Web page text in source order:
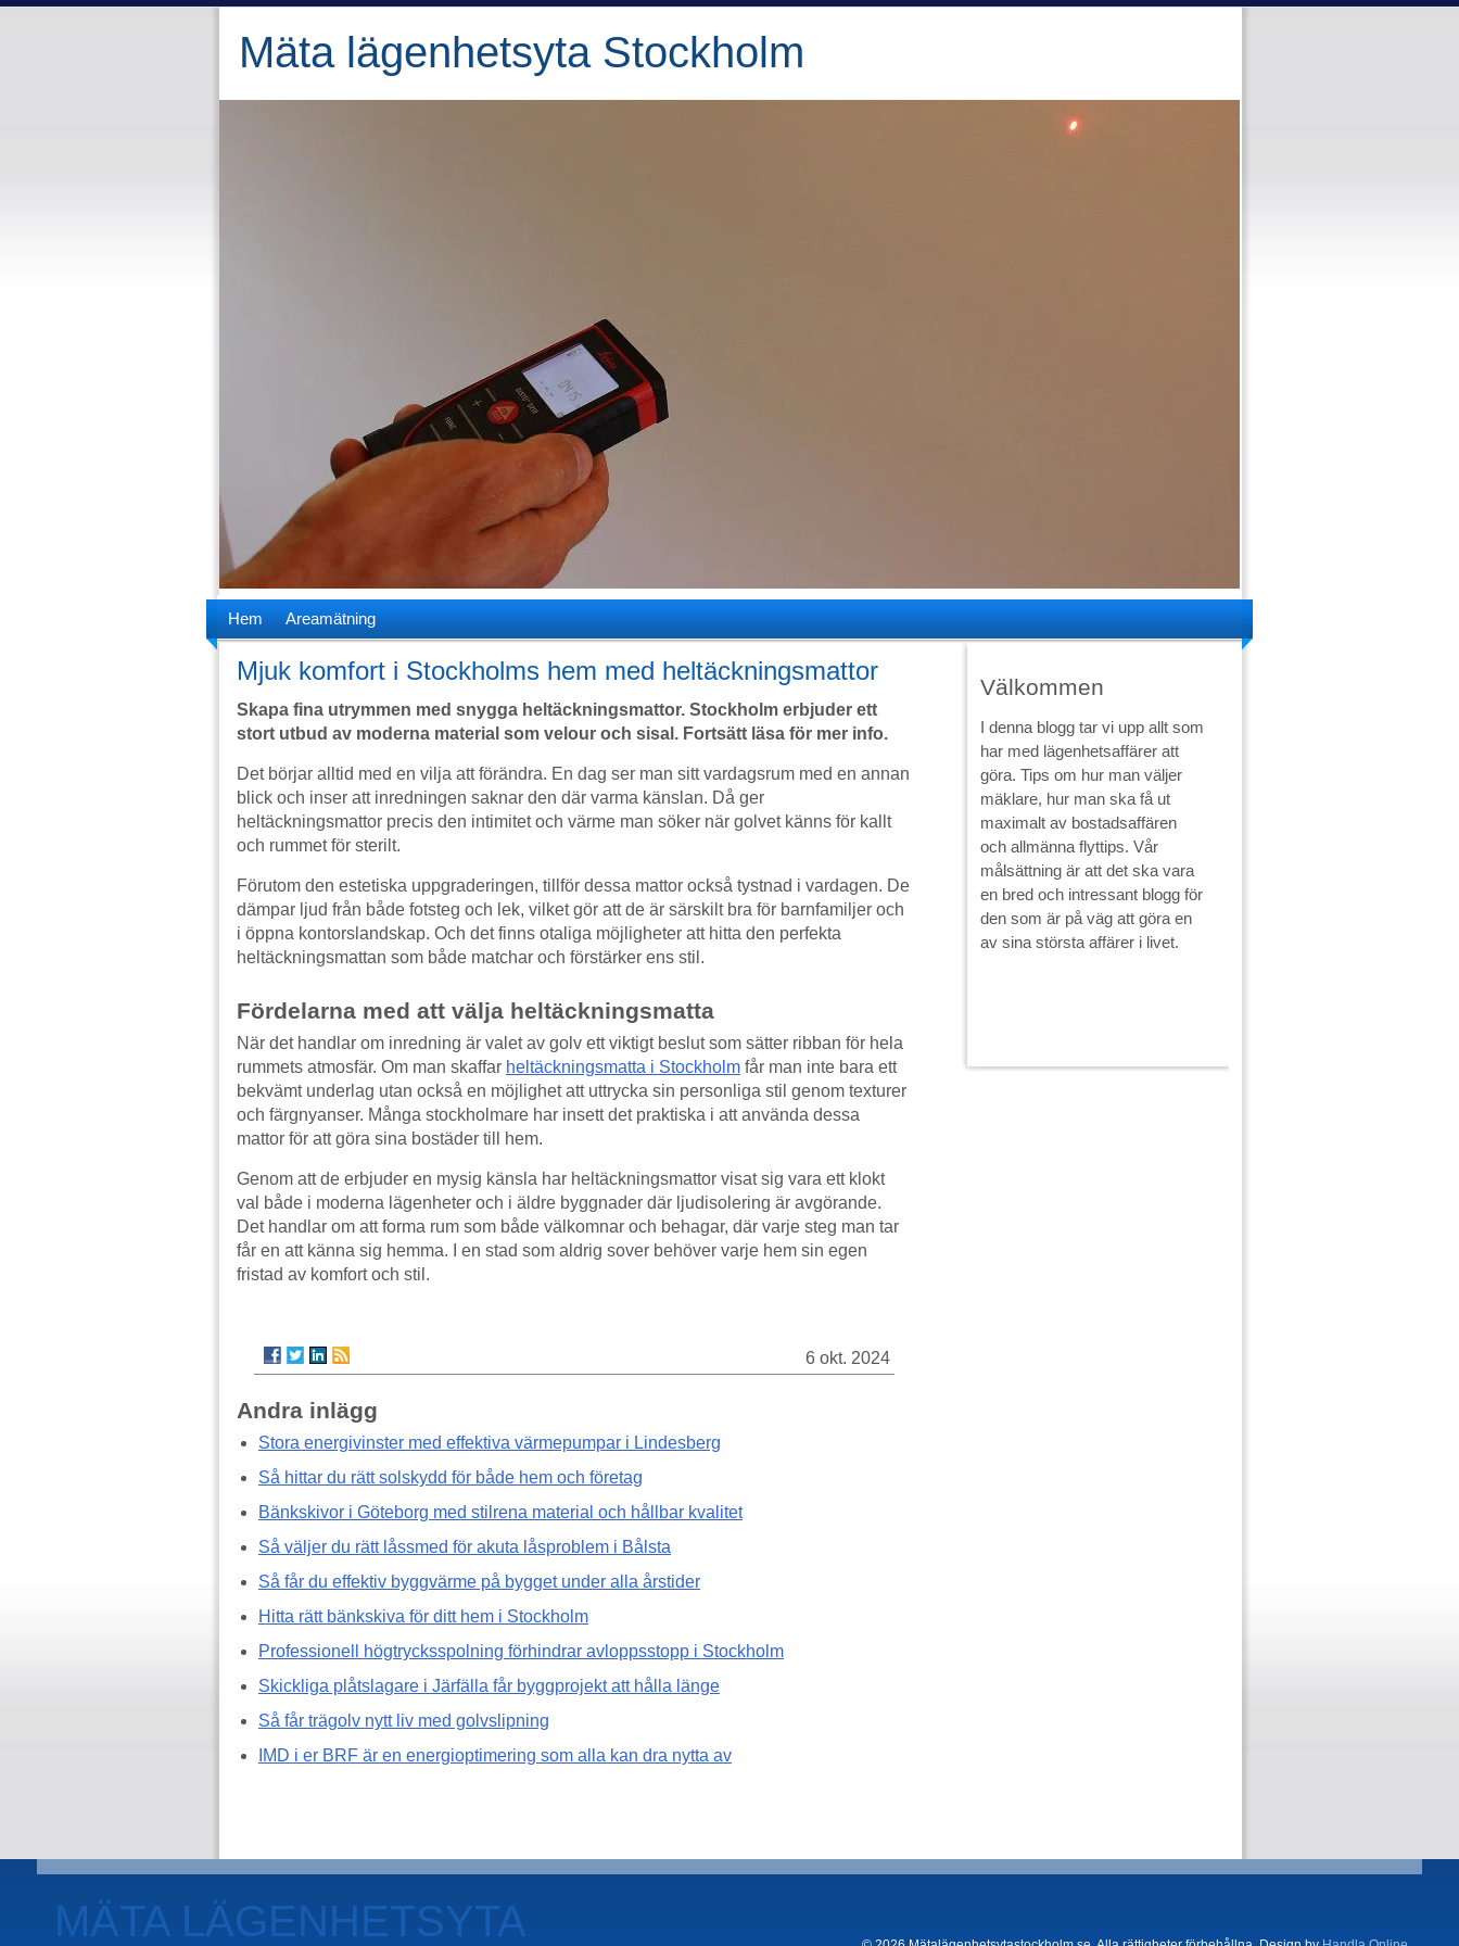
Mäta lägenhetsyta Stockholm
Hem Areamätning
Mjuk komfort i Stockholms hem med heltäckningsmattor
Skapa fina utrymmen med snygga heltäckningsmattor. Stockholm erbjuder ett
stort utbud av moderna material som velour och sisal. Fortsätt läsa för mer info.
Det börjar alltid med en vilja att förändra. En dag ser man sitt vardagsrum med en annan
blick och inser att inredningen saknar den där varma känslan. Då ger
heltäckningsmattor precis den intimitet och värme man söker när golvet känns för kallt
och rummet för sterilt.
Förutom den estetiska uppgraderingen, tillför dessa mattor också tystnad i vardagen. De
dämpar ljud från både fotsteg och lek, vilket gör att de är särskilt bra för barnfamiljer och
i öppna kontorslandskap. Och det finns otaliga möjligheter att hitta den perfekta
heltäckningsmattan som både matchar och förstärker ens stil.
Fördelarna med att välja heltäckningsmatta
När det handlar om inredning är valet av golv ett viktigt beslut som sätter ribban för hela
rummets atmosfär. Om man skaffar heltäckningsmatta i Stockholm får man inte bara ett
bekvämt underlag utan också en möjlighet att uttrycka sin personliga stil genom texturer
och färgnyanser. Många stockholmare har insett det praktiska i att använda dessa
mattor för att göra sina bostäder till hem.
Genom att de erbjuder en mysig känsla har heltäckningsmattor visat sig vara ett klokt
val både i moderna lägenheter och i äldre byggnader där ljudisolering är avgörande.
Det handlar om att forma rum som både välkomnar och behagar, där varje steg man tar
får en att känna sig hemma. I en stad som aldrig sover behöver varje hem sin egen
fristad av komfort och stil.
6 okt. 2024
Andra inlägg
Stora energivinster med effektiva värmepumpar i Lindesberg
Så hittar du rätt solskydd för både hem och företag
Bänkskivor i Göteborg med stilrena material och hållbar kvalitet
Så väljer du rätt låssmed för akuta låsproblem i Bålsta
Så får du effektiv byggvärme på bygget under alla årstider
Hitta rätt bänkskiva för ditt hem i Stockholm
Professionell högtrycksspolning förhindrar avloppsstopp i Stockholm
Skickliga plåtslagare i Järfälla får byggprojekt att hålla länge
Så får trägolv nytt liv med golvslipning
IMD i er BRF är en energioptimering som alla kan dra nytta av
Välkommen
I denna blogg tar vi upp allt som
har med lägenhetsaffärer att
göra. Tips om hur man väljer
mäklare, hur man ska få ut
maximalt av bostadsaffären
och allmänna flyttips. Vår
målsättning är att det ska vara
en bred och intressant blogg för
den som är på väg att göra en
av sina största affärer i livet.
MÄTA LÄGENHETSYTA